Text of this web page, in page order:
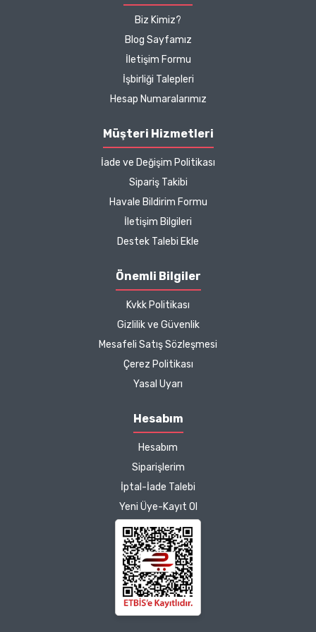
hızlı kargo bütün işleyiş
Kargo çok hızlıydı. Ürün
memnun kaldım. Bizlere
boykotsuz bu kadar güzel
seçenekler sunduğunuz
için de ayrıca teşekkür
Kargo çok hızlıydı. Ürünün
Çalışmalarınız için
teşekkür ediyorum.
Zeynep Akgöz |
Biz Kimiz?
Blog Sayfamız
İletişim Formu
İşbirliği Talepleri
Hesap Numaralarımız
Müşteri Hizmetleri
İade ve Değişim Politikası
Sipariş Takibi
Havale Bildirim Formu
İletişim Bilgileri
Destek Talebi Ekle
Önemli Bilgiler
Kvkk Politikası
Gizlilik ve Güvenlik
Mesafeli Satış Sözleşmesi
Çerez Politikası
Yasal Uyarı
Hesabım
Hesabım
Siparişlerim
İptal-İade Talebi
Yeni Üye-Kayıt Ol